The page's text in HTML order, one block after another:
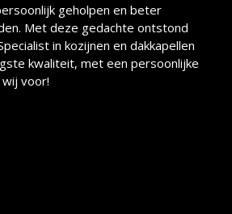
geholpen en beter
Met deze gedachte ontstond
in kozijnen en dakkapellen
kwaliteit, met een persoonlijke
voor!